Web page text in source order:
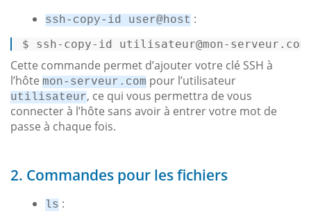
ssh-copy-id user@host :
$ ssh-copy-id utilisateur@mon-
Cette commande permet d’ajouter votre clé SSH à
l’hôte mon-serveur.com pour l’utilisateur
utilisateur, ce qui vous permettra de vous
connecter à l’hôte sans avoir à entrer votre mot de
passe à chaque fois.
2. Commandes pour les fichiers
ls :